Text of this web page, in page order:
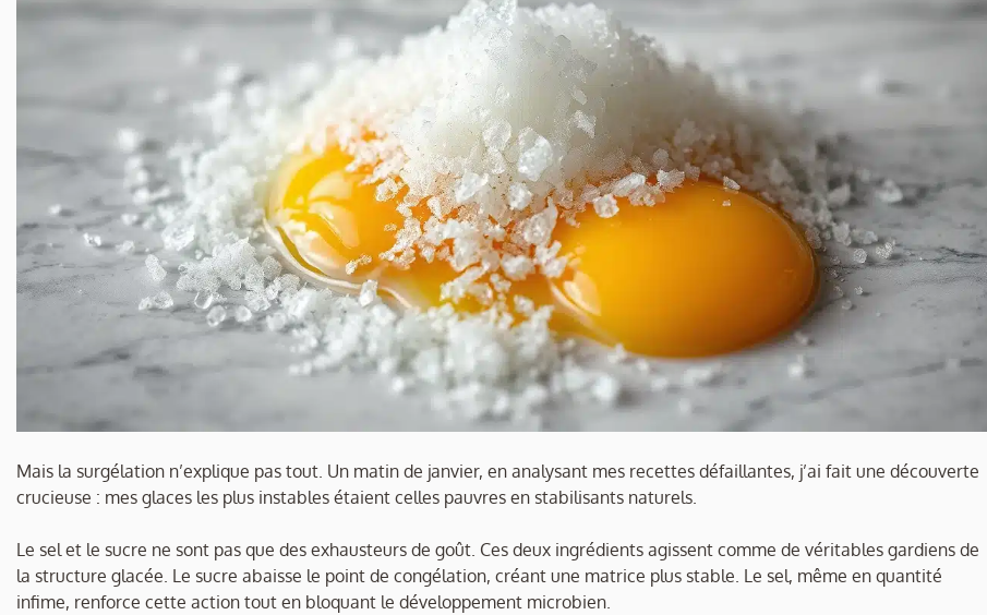
Mais la surgélation n’explique pas tout. Un matin de janvier, en analysant mes recettes défaillantes, j’ai fait une découverte
crucieuse : mes glaces les plus instables étaient celles pauvres en stabilisants naturels.
Le sel et le sucre ne sont pas que des exhausteurs de goût. Ces deux ingrédients agissent comme de véritables gardiens de
la structure glacée. Le sucre abaisse le point de congélation, créant une matrice plus stable. Le sel, même en quantité
infime, renforce cette action tout en bloquant le développement microbien.